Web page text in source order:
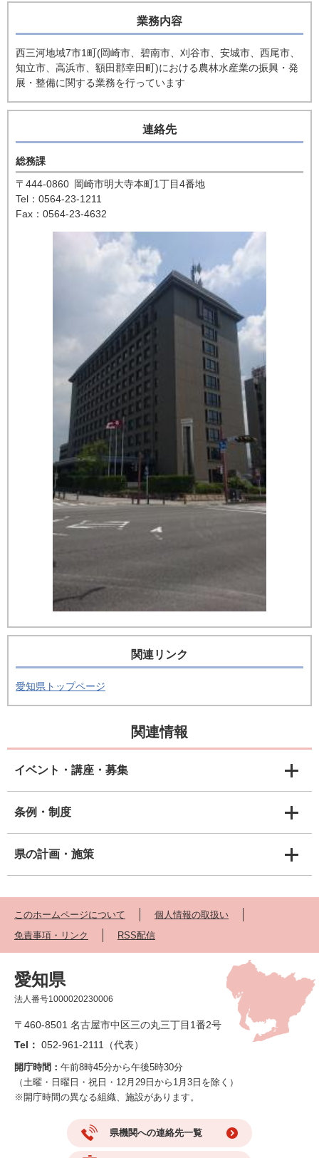
業務内容
西三河地域7市1町(岡崎市、碧南市、刈谷市、安城市、西尾市、
知立市、高浜市、額田郡幸田町)における農林水産業の振興・発
展・整備に関する業務を行っています
連絡先
総務課
〒444-0860 岡崎市明大寺本町1丁目4番地
Tel：0564-23-1211
Fax：0564-23-4632
関連リンク
愛知県トップページ
関連情報
イベント・講座・募集
条例・制度
県の計画・施策
このホームページについて
個人情報の取扱い
免責事項・リンク
RSS配信
愛知県
法人番号1000020230006
〒460-8501 名古屋市中区三の丸三丁目1番2号
Tel： 052-961-2111（代表）
開庁時間： 午前8時45分から午後5時30分
（土曜・日曜日・祝日・12月29日から1月3日を除く）
※開庁時間の異なる組織、施設があります。
県機関への連絡先一覧